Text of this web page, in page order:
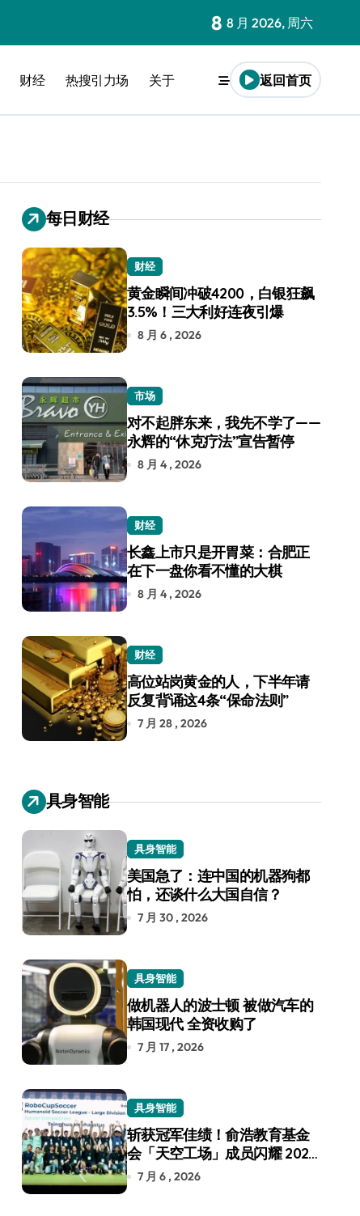
8 8 月 2026, 周六
财经 热搜引力场 关于 返回首页
每日财经
财经
黄金瞬间冲破4200，白银狂飙
3.5%！三大利好连夜引爆
8 月 6 , 2026
市场
对不起胖东来，我先不学了——
永辉的“休克疗法”宣告暂停
8 月 4 , 2026
财经
长鑫上市只是开胃菜：合肥正
在下一盘你看不懂的大棋
8 月 4 , 2026
财经
高位站岗黄金的人，下半年请
反复背诵这4条“保命法则”
7 月 28 , 2026
具身智能
具身智能
美国急了：连中国的机器狗都
怕，还谈什么大国自信？
7 月 30 , 2026
具身智能
做机器人的波士顿 被做汽车的
韩国现代 全资收购了
7 月 17 , 2026
具身智能
斩获冠军佳绩！俞浩教育基金
会「天空工场」成员闪耀 2026
RoboCup 机器人世界杯
7 月 6 , 2026